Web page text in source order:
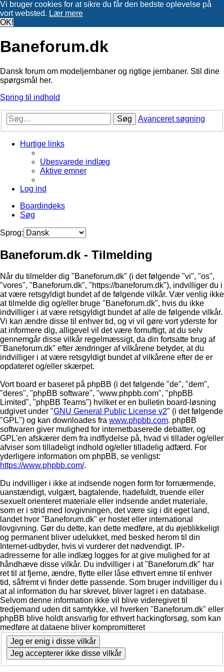
Vi bruger cookies for at sikre du får den bedste oplevelse på
vort websted. Lær mere
OK!
Baneforum.dk
Dansk forum om modeljernbaner og rigtige jernbaner. Stil dine
spørgsmål her.
Spring til indhold
Søg Avanceret søgning
Hurtige links
Ubesvarede indlæg
Aktive emner
Log ind
Boardindeks
Søg
Sprog:
Baneforum.dk - Tilmelding
Når du tilmelder dig "Baneforum.dk" (i det følgende "vi", "os",
"vores", "Baneforum.dk", "https://baneforum.dk"), indvilliger du i
at være retsgyldigt bundet af de følgende vilkår. Vær venlig ikke
at tilmelde dig og/eller bruge "Baneforum.dk", hvis du ikke
indvilliger i at være retsgyldigt bundet af alle de følgende vilkår.
Vi kan ændre disse til enhver tid, og vi vil gøre vort yderste for
at informere dig, alligevel vil det være fornuftigt, at du selv
gennemgår disse vilkår regelmæssigt, da din fortsatte brug af
"Baneforum.dk" efter ændringer af vilkårene betyder, at du
indvilliger i at være retsgyldigt bundet af vilkårene efter de er
opdateret og/eller skærpet.
Vort board er baseret på phpBB (i det følgende "de", "dem",
"deres", "phpBB software", "www.phpbb.com", "phpBB
Limited", "phpBB Teams") hvilket er en bulletin board-løsning
udgivet under "GNU General Public License v2" (i det følgende
"GPL") og kan downloades fra www.phpbb.com. phpBB
softwaren giver mulighed for internetbaserede debatter, og
GPL'en afskærer dem fra indflydelse på, hvad vi tillader og/eller
afviser som tilladeligt indhold og/eller tilladelig adfærd. For
yderligere information om phpBB, se venligst:
https://www.phpbb.com/.
Du indvilliger i ikke at indsende nogen form for fornærmende,
uanstændigt, vulgært, bagtalende, hadefuldt, truende eller
sexuelt orienteret materiale eller indsende andet materiale,
som er i strid med lovgivningen, det være sig i dit eget land,
landet hvor "Baneforum.dk" er hostet eller international
lovgivning. Gør du dette, kan dette medføre, at du øjeblikkeligt
og permanent bliver udelukket, med besked herom til din
Internet-udbyder, hvis vi vurderer det nødvendigt. IP-
adresserne for alle indlæg logges for at give mulighed for at
håndhæve disse vilkår. Du indvilliger i at "Baneforum.dk" har
ret til at fjerne, ændre, flytte eller låse ethvert emne til enhver
tid, såfremt vi finder dette passende. Som bruger indvilliger du i
at al information du har skrevet, bliver lagret i en database.
Selvom denne information ikke vil blive videregivet til
tredjemand uden dit samtykke, vil hverken "Baneforum.dk" eller
phpBB blive holdt ansvarlig for ethvert hackingforsøg, som kan
medføre at dataene bliver kompromitteret